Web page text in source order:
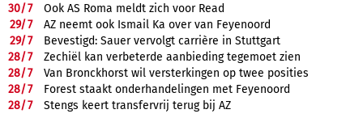
30/7
Ook AS Roma meldt zich voor Read
29/7
AZ neemt ook Ismail Ka over van Feyenoord
29/7
Bevestigd: Sauer vervolgt carrière in Stuttgart
28/7
Zechiël kan verbeterde aanbieding tegemoet zien
28/7
Van Bronckhorst wil versterkingen op twee posities
28/7
Forest staakt onderhandelingen met Feyenoord
28/7 Stengs keert transfervrij terug bij AZ